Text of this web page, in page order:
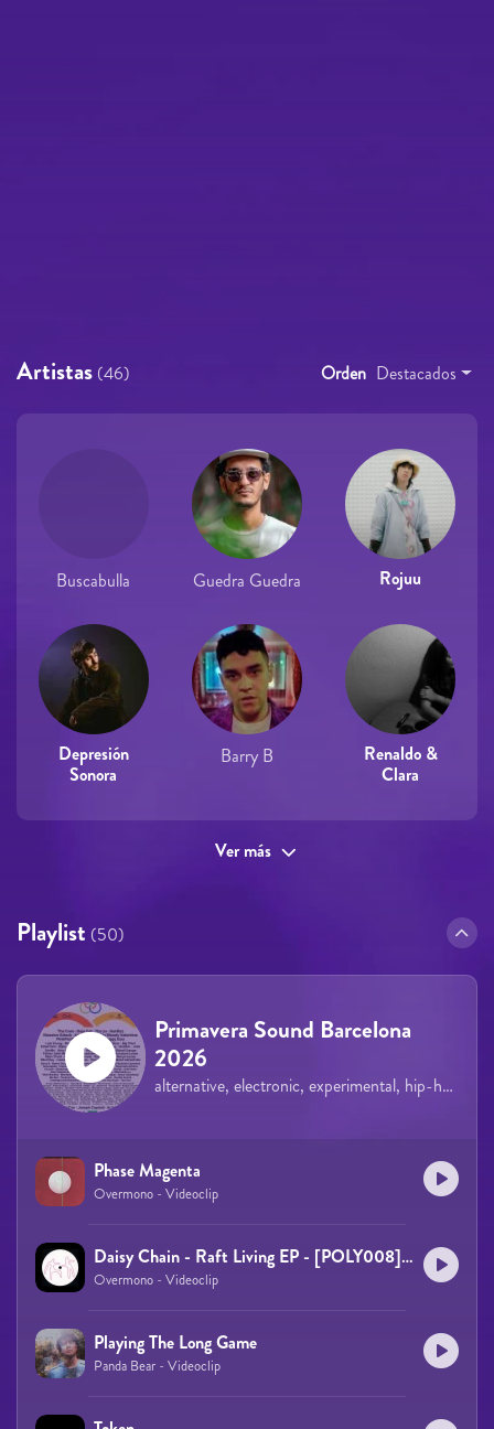
Artistas (46) Orden Destacados
Buscabulla Guedra Guedra Rojuu
Depresión
Sonora
Barry B
Renaldo &
Clara
Ver más
Playlist (50)
Primavera Sound Barcelona
2026
alternative, electronic, experimental, hip-hop, rock, indie, pop
Phase Magenta
Overmono - Videoclip
Daisy Chain - Raft Living EP - [POLY008] - 2018
Overmono - Videoclip
Playing The Long Game
Panda Bear - Videoclip